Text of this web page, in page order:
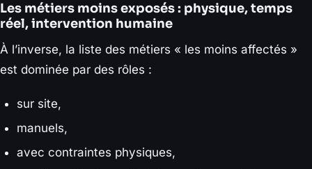
Les métiers moins exposés : physique, temps
réel, intervention humaine
À l’inverse, la liste des métiers « les moins affectés »
est dominée par des rôles :
sur site,
manuels,
avec contraintes physiques,